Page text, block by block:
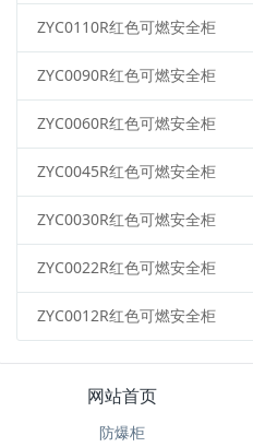
ZYC0110R红色可燃安全柜
ZYC0090R红色可燃安全柜
ZYC0060R红色可燃安全柜
ZYC0045R红色可燃安全柜
ZYC0030R红色可燃安全柜
ZYC0022R红色可燃安全柜
ZYC0012R红色可燃安全柜
网站首页
防爆柜